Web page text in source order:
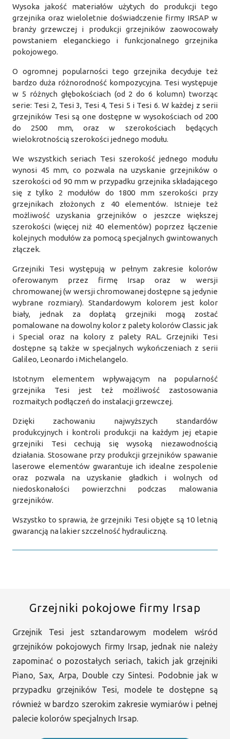
Wysoka jakość materiałów użytych do produkcji tego
grzejnika oraz wieloletnie doświadczenie firmy IRSAP w
branży grzewczej i produkcji grzejników zaowocowały
powstaniem eleganckiego i funkcjonalnego grzejnika
pokojowego.
O ogromnej popularności tego grzejnika decyduje też
bardzo duża różnorodność kompozycyjna. Tesi występuje
w 5 różnych głębokościach (od 2 do 6 kolumn) tworząc
serie: Tesi 2, Tesi 3, Tesi 4, Tesi 5 i Tesi 6. W każdej z serii
grzejników Tesi są one dostępne w wysokościach od 200
do 2500 mm, oraz w szerokościach będących
wielokrotnością szerokości jednego modułu.
We wszystkich seriach Tesi szerokość jednego modułu
wynosi 45 mm, co pozwala na uzyskanie grzejników o
szerokości od 90 mm w przypadku grzejnika składającego
się z tylko 2 modułów do 1800 mm szerokości przy
grzejnikach złożonych z 40 elementów. Istnieje też
możliwość uzyskania grzejników o jeszcze większej
szerokości (więcej niż 40 elementów) poprzez łączenie
kolejnych modułów za pomocą specjalnych gwintowanych
złączek.
Grzejniki Tesi występują w pełnym zakresie kolorów
oferowanym przez firmę Irsap oraz w wersji
chromowanej (w wersji chromowanej dostępne są jedynie
wybrane rozmiary). Standardowym kolorem jest kolor
biały, jednak za dopłatą grzejniki mogą zostać
pomalowane na dowolny kolor z palety kolorów Classic jak
i Special oraz na kolory z palety RAL. Grzejniki Tesi
dostępne są także w specjalnych wykończeniach z serii
Galileo, Leonardo i Michelangelo.
Istotnym elementem wpływającym na popularność
grzejnika Tesi jest też możliwość zastosowania
rozmaitych podłączeń do instalacji grzewczej.
Dzięki zachowaniu najwyższych standardów
produkcyjnych i kontroli produkcji na każdym jej etapie
grzejniki Tesi cechują się wysoką niezawodnością
działania. Stosowane przy produkcji grzejników spawanie
laserowe elementów gwarantuje ich idealne zespolenie
oraz pozwala na uzyskanie gładkich i wolnych od
niedoskonałości powierzchni podczas malowania
grzejników.
Wszystko to sprawia, że grzejniki Tesi objęte są 10 letnią
gwarancją na lakier szczelność hydrauliczną.
Grzejniki pokojowe firmy Irsap
Grzejnik Tesi jest sztandarowym modelem wśród
grzejników pokojowych firmy Irsap, jednak nie należy
zapominać o pozostałych seriach, takich jak grzejniki
Piano, Sax, Arpa, Double czy Sintesi. Podobnie jak w
przypadku grzejników Tesi, modele te dostępne są
również w bardzo szerokim zakresie wymiarów i pełnej
palecie kolorów specjalnych Irsap.